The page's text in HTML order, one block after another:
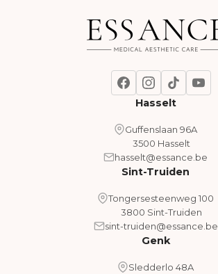
Hasselt
Guffenslaan 96A
3500 Hasselt
hasselt@essance.be
Sint-Truiden
Tongersesteenweg 100
3800 Sint-Truiden
sint-truiden@essance.be
Genk
Sledderlo 48A